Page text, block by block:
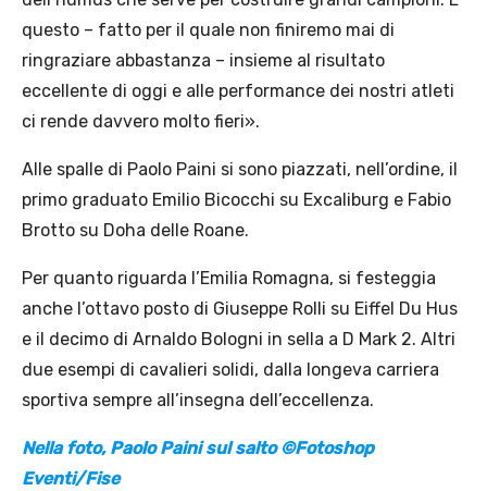
questo – fatto per il quale non finiremo mai di
ringraziare abbastanza – insieme al risultato
eccellente di oggi e alle performance dei nostri atleti
ci rende davvero molto fieri».
Alle spalle di Paolo Paini si sono piazzati, nell’ordine, il
primo graduato Emilio Bicocchi su Excaliburg e Fabio
Brotto su Doha delle Roane.
Per quanto riguarda l’Emilia Romagna, si festeggia
anche l’ottavo posto di Giuseppe Rolli su Eiffel Du Hus
e il decimo di Arnaldo Bologni in sella a D Mark 2. Altri
due esempi di cavalieri solidi, dalla longeva carriera
sportiva sempre all’insegna dell’eccellenza.
Nella foto, Paolo Paini sul salto ©Fotoshop
Eventi/Fise